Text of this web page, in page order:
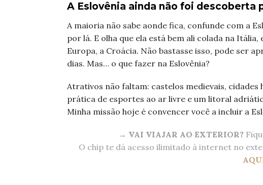
A Eslovênia ainda não foi descoberta
A maioria não sabe aonde fica, confunde com a
por lá. E olha que ela está bem ali colada na
Europa, a Croácia. Não bastasse isso, pode ser
dias. Mas… o que fazer na Eslovênia?
Atrativos não faltam: castelos medievais,
prática de esportes ao ar livre e um litoral
Minha missão hoje é convencer você a incluir a
→ VAI VIAJAR AO EXTERIOR?
O chip te dá acesso ilimitado à internet no